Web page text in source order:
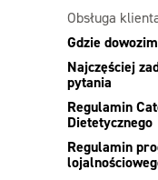
Obsługa
Gdzie
Najczęściej
pytania
Regulamin
Dietetycznego
Regulamin